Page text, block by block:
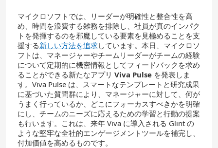
マイクロソフトでは、リーダーが明確性と整合性を高
め、時間を浪費する雑務を排除し、社員が真のインパク
トを発揮するのを邪魔している要素を見極めることを支
援する新しい方法を追求しています。本日、マイクロソ
フトは、マネージャーやチームリーダーがチームの経験
について定期的に機密情報としてフィードバックを求め
ることができる新たなアプリ Viva Pulse を発表しま
す。Viva Pulse は、スマートなテンプレートと研究成果
に基づいた質問群により、マネージャーに対して、何が
うまく行っているか、どこにフォーカスすべきかを明確
にし、チームのニーズに応えるための学習と行動の提案
も行います。これは、来年 Viva に導入される Glint の
ような堅牢な全社的エンゲージメントツールを補完し、
付加価値を高めるものです。